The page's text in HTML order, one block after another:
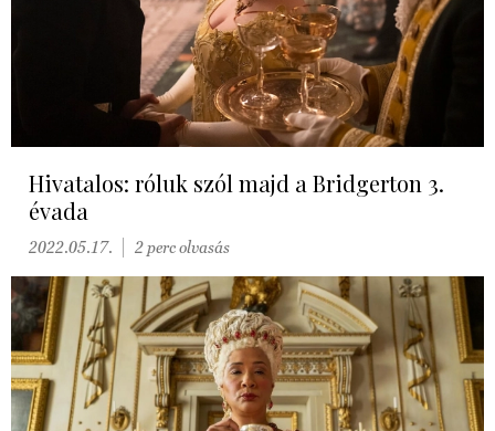
Hivatalos: róluk szól majd a Bridgerton 3.
évada
2022.05.17. 2 perc olvasás